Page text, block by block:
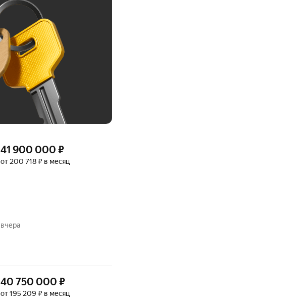
41 900 000 ₽
от 200 718 ₽ в месяц
вчера
40 750 000 ₽
от 195 209 ₽ в месяц